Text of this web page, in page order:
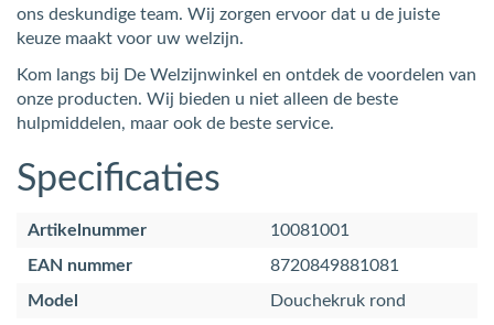
ons deskundige team. Wij zorgen ervoor dat u de juiste
keuze maakt voor uw welzijn.
Kom langs bij De Welzijnwinkel en ontdek de voordelen van
onze producten. Wij bieden u niet alleen de beste
hulpmiddelen, maar ook de beste service.
Specificaties
Artikelnummer
10081001
EAN nummer
8720849881081
Model
Douchekruk rond